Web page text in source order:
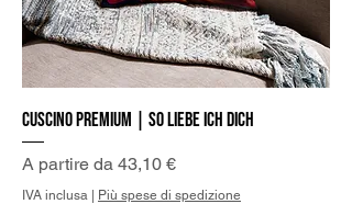
Cuscino Premium | So liebe ich Dich
A partire da 43,10 €
Prezzo scontato
IVA inclusa | Più spese di spedizione